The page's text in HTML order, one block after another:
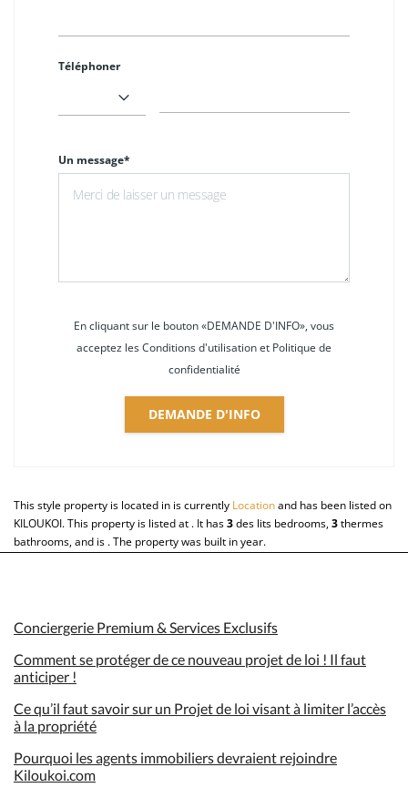
Téléphoner
Un message*
En cliquant sur le bouton «DEMANDE D'INFO», vous
acceptez les Conditions d'utilisation et Politique de
confidentialité
DEMANDE D'INFO
This style property is located in is currently Locationand has been listed on
KILOUKOI. This property is listed at . It has3des lits bedrooms,3thermes
bathrooms, and is . The property was built in year.
Conciergerie Premium & Services Exclusifs
Comment se protéger de ce nouveau projet de loi ! Il faut
anticiper !
Ce qu’il faut savoir sur un Projet de loi visant à limiter l’accès
à la propriété
Pourquoi les agents immobiliers devraient rejoindre
Kiloukoi.com